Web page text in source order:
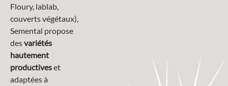
Floury, lablab,
couverts végétaux),
Semental propose
desvariétés
hautement
productiveset
adaptées à